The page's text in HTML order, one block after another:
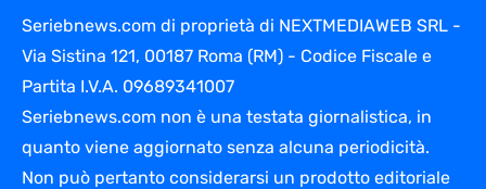
Seriebnews.com di proprietà di NEXTMEDIAWEB SRL -
Via Sistina 121, 00187 Roma (RM) - Codice Fiscale e
Partita I.V.A. 09689341007
Seriebnews.com non è una testata giornalistica, in
quanto viene aggiornato senza alcuna periodicità.
Non può pertanto considerarsi un prodotto editoriale